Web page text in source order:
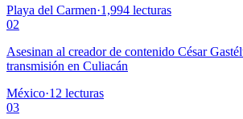
Playa del Carmen·1,994 lecturas
02
Asesinan al creador de contenido César
transmisión en Culiacán
México·12 lecturas
03